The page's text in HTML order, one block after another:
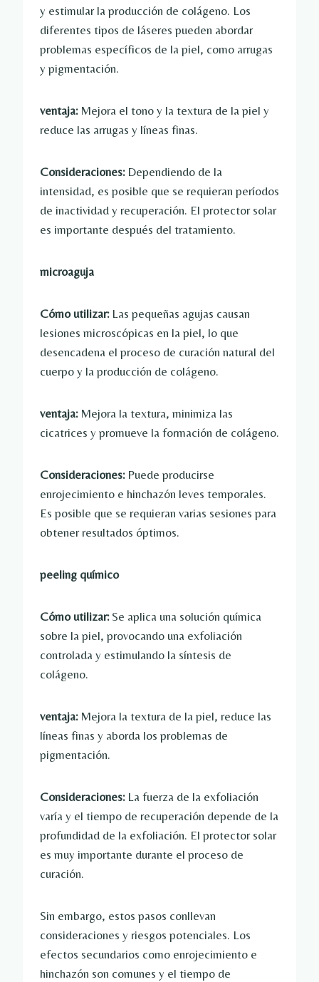
y estimular la producción de colágeno. Los
diferentes tipos de láseres pueden abordar
problemas específicos de la piel, como arrugas
y pigmentación.
ventaja:Mejora el tono y la textura de la piel y
reduce las arrugas y líneas finas.
Consideraciones:Dependiendo de la
intensidad, es posible que se requieran períodos
de inactividad y recuperación. El protector solar
es importante después del tratamiento.
microaguja
Cómo utilizar:Las pequeñas agujas causan
lesiones microscópicas en la piel, lo que
desencadena el proceso de curación natural del
cuerpo y la producción de colágeno.
ventaja:Mejora la textura, minimiza las
cicatrices y promueve la formación de colágeno.
Consideraciones:Puede producirse
enrojecimiento e hinchazón leves temporales.
Es posible que se requieran varias sesiones para
obtener resultados óptimos.
peeling químico
Cómo utilizar:Se aplica una solución química
sobre la piel, provocando una exfoliación
controlada y estimulando la síntesis de
colágeno.
ventaja:Mejora la textura de la piel, reduce las
líneas finas y aborda los problemas de
pigmentación.
Consideraciones:La fuerza de la exfoliación
varía y el tiempo de recuperación depende de la
profundidad de la exfoliación. El protector solar
es muy importante durante el proceso de
curación.
Sin embargo, estos pasos conllevan
consideraciones y riesgos potenciales. Los
efectos secundarios como enrojecimiento e
hinchazón son comunes y el tiempo de